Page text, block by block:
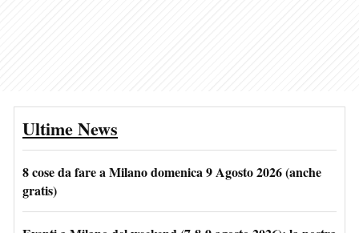
Ultime News
8 cose da fare a Milano domenica 9 Agosto 2026 (anche
gratis)